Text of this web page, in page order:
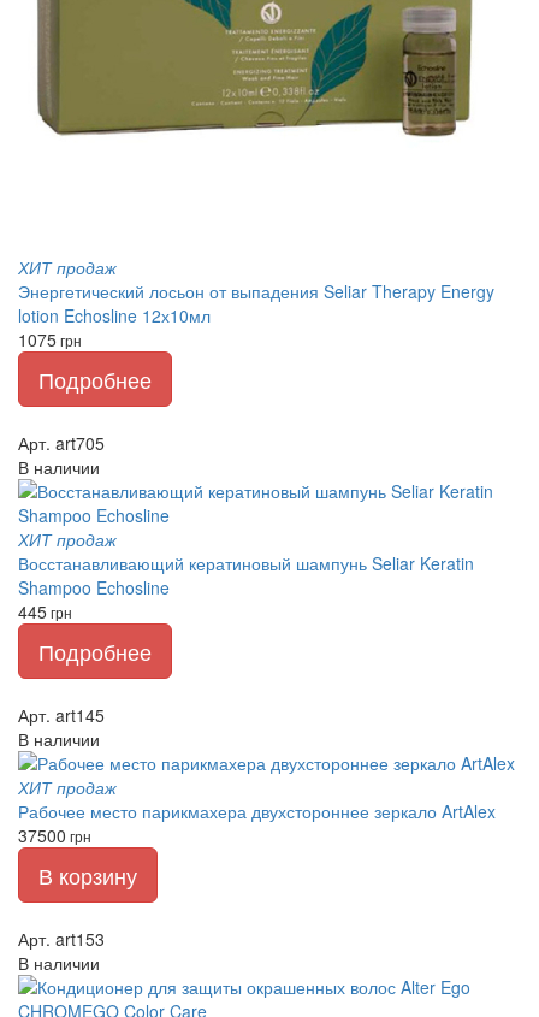
ХИТ продаж
Энергетический лосьон от выпадения Seliar Therapy Energy
lotion Echosline 12х10мл
1075грн
Подробнее
Арт. art705
В наличии
ХИТ продаж
Восстанавливающий кератиновый шампунь Seliar Keratin
Shampoo Echosline
445грн
Подробнее
Арт. art145
В наличии
ХИТ продаж
Рабочее место парикмахера двухстороннее зеркало ArtAlex
37500 грн
В корзину
Арт. art153
В наличии